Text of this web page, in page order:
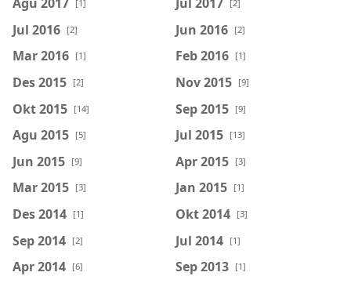
[1] [2]
Jul 2016 [2] Jun 2016 [2]
Mar 2016 [1] Feb 2016 [1]
Des 2015 [2] Nov 2015 [9]
Okt 2015 [14] Sep 2015 [9]
Agu 2015 [5] Jul 2015 [13]
Jun 2015 [9] Apr 2015 [3]
Mar 2015 [3] Jan 2015 [1]
Des 2014 [1] Okt 2014 [3]
Sep 2014 [2] Jul 2014 [1]
Apr 2014 [6] Sep 2013 [1]